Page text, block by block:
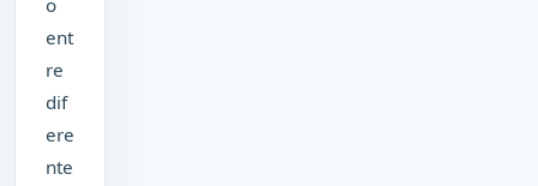
o
ent
re
dif
ere
nte